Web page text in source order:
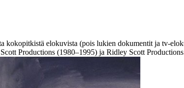
kokopitkistä elokuvista (pois lukien dokumentit ja tv-
Productions (1980–1995) ja Ridley Scott